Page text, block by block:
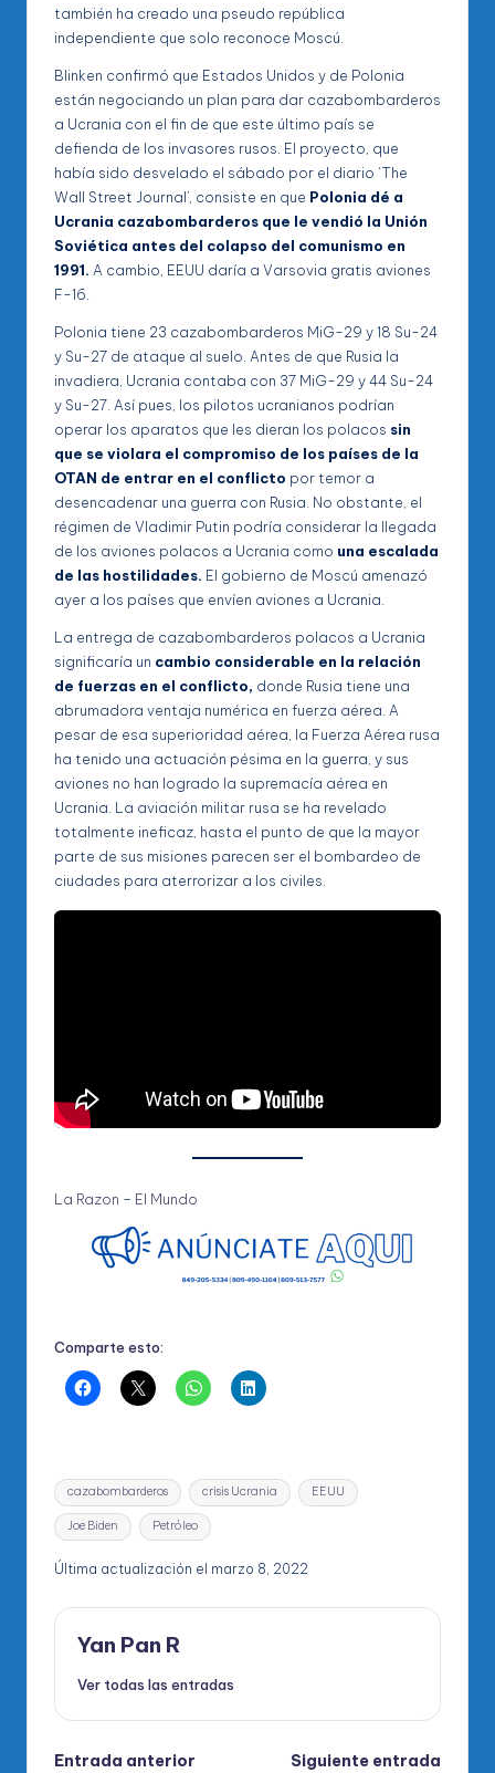
también ha creado una pseudo república
independiente que solo reconoce Moscú.
Blinken confirmó que Estados Unidos y de Polonia
están negociando un plan para dar cazabombarderos
a Ucrania con el fin de que este último país se
defienda de los invasores rusos. El proyecto, que
había sido desvelado el sábado por el diario ‘The
Wall Street Journal’, consiste en que Polonia dé a
Ucrania cazabombarderos que le vendió la Unión
Soviética antes del colapso del comunismo en
1991. A cambio, EEUU daría a Varsovia gratis aviones
F-16.
Polonia tiene 23 cazabombarderos MiG-29 y 18 Su-24
y Su-27 de ataque al suelo. Antes de que Rusia la
invadiera, Ucrania contaba con 37 MiG-29 y 44 Su-24
y Su-27. Así pues, los pilotos ucranianos podrían
operar los aparatos que les dieran los polacos sin
que se violara el compromiso de los países de la
OTAN de entrar en el conflicto por temor a
desencadenar una guerra con Rusia. No obstante, el
régimen de Vladimir Putin podría considerar la llegada
de los aviones polacos a Ucrania como una escalada
de las hostilidades. El gobierno de Moscú amenazó
ayer a los países que envíen aviones a Ucrania.
La entrega de cazabombarderos polacos a Ucrania
significaría un cambio considerable en la relación
de fuerzas en el conflicto, donde Rusia tiene una
abrumadora ventaja numérica en fuerza aérea. A
pesar de esa superioridad aérea, la Fuerza Aérea rusa
ha tenido una actuación pésima en la guerra, y sus
aviones no han logrado la supremacía aérea en
Ucrania. La aviación militar rusa se ha revelado
totalmente ineficaz, hasta el punto de que la mayor
parte de sus misiones parecen ser el bombardeo de
ciudades para aterrorizar a los civiles.
La Razon – El Mundo
Comparte esto:
Etiquetas:
cazabombarderos crisis Ucrania EEUU
Joe Biden Petróleo
Última actualización el marzo 8, 2022
Yan Pan R
Ver todas las entradas
Entrada anterior Siguiente entrada